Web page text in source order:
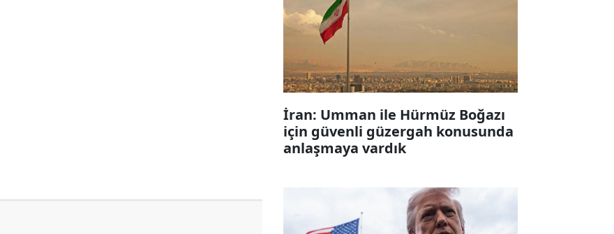
İran: Umman ile Hürmüz Boğazı
için güvenli güzergah konusunda
anlaşmaya vardık